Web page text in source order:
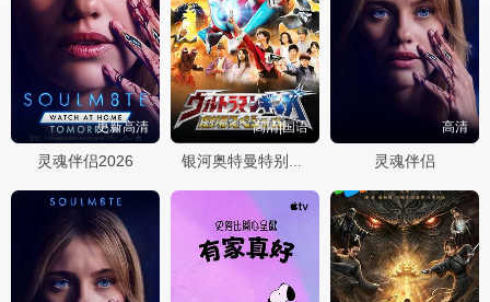
更新高清
灵魂伴侣2026
高清|国语
银河奥特曼特别剧场版
高清
灵魂伴侣